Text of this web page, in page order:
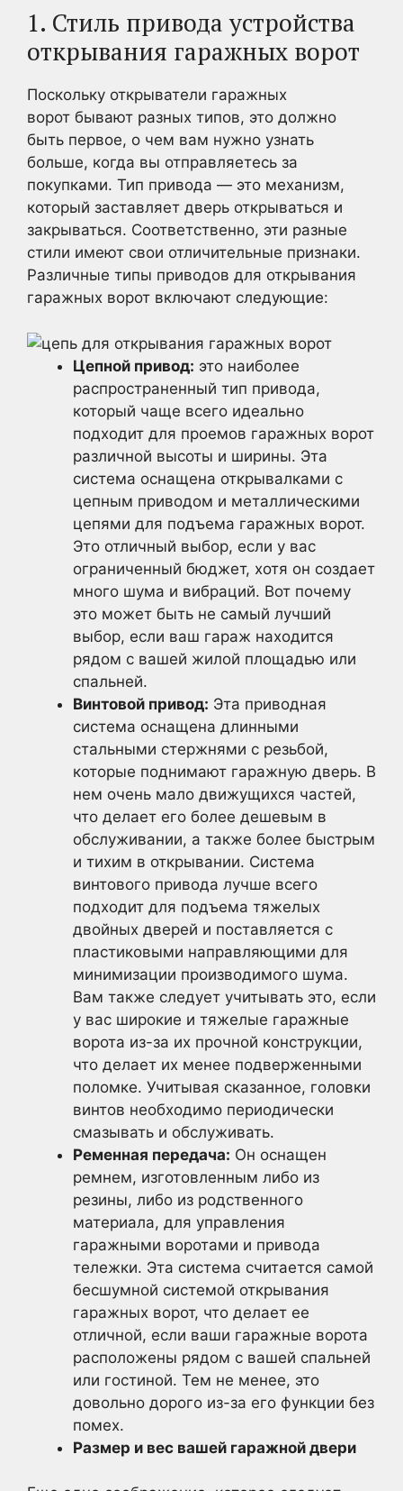
1. Стиль привода устройства
открывания гаражных ворот
Поскольку открыватели гаражных
ворот бывают разных типов, это должно
быть первое, о чем вам нужно узнать
больше, когда вы отправляетесь за
покупками. Тип привода — это механизм,
который заставляет дверь открываться и
закрываться. Соответственно, эти разные
стили имеют свои отличительные признаки.
Различные типы приводов для открывания
гаражных ворот включают следующие:
Цепной привод: это наиболее
распространенный тип привода,
который чаще всего идеально
подходит для проемов гаражных ворот
различной высоты и ширины. Эта
система оснащена открывалками с
цепным приводом и металлическими
цепями для подъема гаражных ворот.
Это отличный выбор, если у вас
ограниченный бюджет, хотя он создает
много шума и вибраций. Вот почему
это может быть не самый лучший
выбор, если ваш гараж находится
рядом с вашей жилой площадью или
спальней.
Винтовой привод: Эта приводная
система оснащена длинными
стальными стержнями с резьбой,
которые поднимают гаражную дверь. В
нем очень мало движущихся частей,
что делает его более дешевым в
обслуживании, а также более быстрым
и тихим в открывании. Система
винтового привода лучше всего
подходит для подъема тяжелых
двойных дверей и поставляется с
пластиковыми направляющими для
минимизации производимого шума.
Вам также следует учитывать это, если
у вас широкие и тяжелые гаражные
ворота из-за их прочной конструкции,
что делает их менее подверженными
поломке. Учитывая сказанное, головки
винтов необходимо периодически
смазывать и обслуживать.
Ременная передача: Он оснащен
ремнем, изготовленным либо из
резины, либо из родственного
материала, для управления
гаражными воротами и привода
тележки. Эта система считается самой
бесшумной системой открывания
гаражных ворот, что делает ее
отличной, если ваши гаражные ворота
расположены рядом с вашей спальней
или гостиной. Тем не менее, это
довольно дорого из-за его функции без
помех.
Размер и вес вашей гаражной двери